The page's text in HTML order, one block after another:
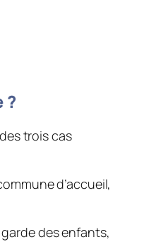
?
trois cas
d’accueil,
des enfants,